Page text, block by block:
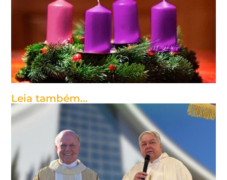
Leia também...